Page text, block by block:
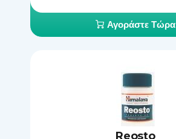
Αγοράστε Τώρα
Reosto